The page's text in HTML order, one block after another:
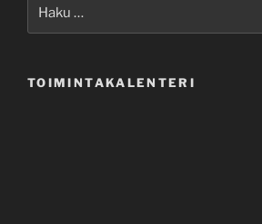
TOIMINTAKALENTERI